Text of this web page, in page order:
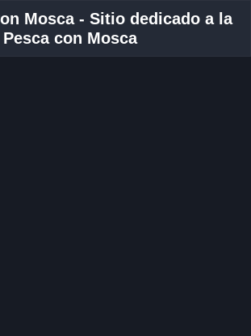
Mosca - Sitio dedicado a la
Pesca con Mosca